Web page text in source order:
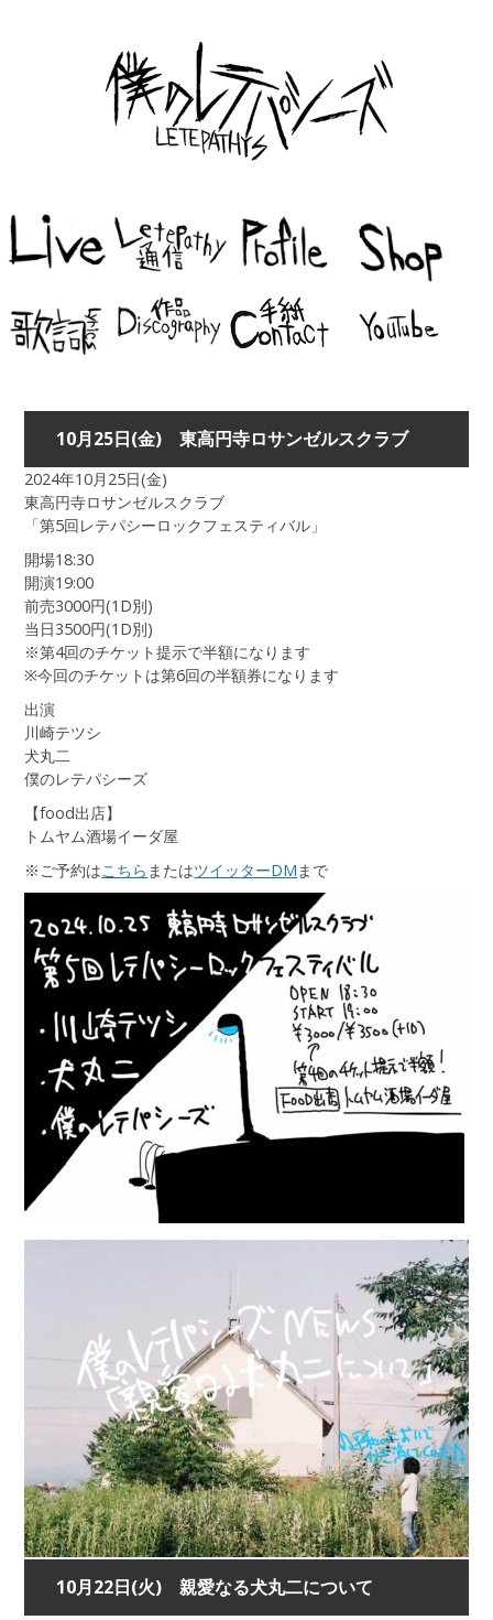
10月25日(金) 東高円寺ロサンゼルスクラブ
2024年10月25日(金)
東高円寺ロサンゼルスクラブ
「第5回レテパシーロックフェスティバル」
開場18:30
開演19:00
前売3000円(1D別)
当日3500円(1D別)
※第4回のチケット提示で半額になります
※今回のチケットは第6回の半額券になります
出演
川崎テツシ
犬丸二
僕のレテパシーズ
【food出店】
トムヤム酒場イーダ屋
※ご予約はこちら またはツイッターDM まで
10月22日(火) 親愛なる犬丸二について